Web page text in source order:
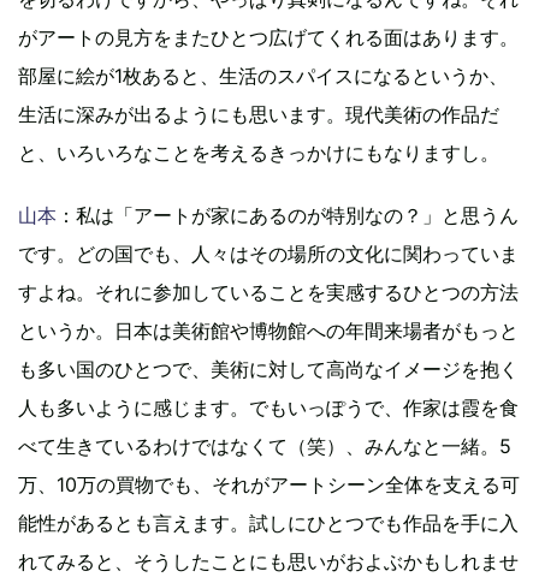
がアートの見方をまたひとつ広げてくれる面はあります。
部屋に絵が1枚あると、生活のスパイスになるというか、
生活に深みが出るようにも思います。現代美術の作品だ
と、いろいろなことを考えるきっかけにもなりますし。
山本 ：私は「アートが家にあるのが特別なの？」と思うん
です。どの国でも、人々はその場所の文化に関わっていま
すよね。それに参加していることを実感するひとつの方法
というか。日本は美術館や博物館への年間来場者がもっと
も多い国のひとつで、美術に対して高尚なイメージを抱く
人も多いように感じます。でもいっぽうで、作家は霞を食
べて生きているわけではなくて（笑）、みんなと一緒。5
万、10万の買物でも、それがアートシーン全体を支える可
能性があるとも言えます。試しにひとつでも作品を手に入
れてみると、そうしたことにも思いがおよぶかもしれませ